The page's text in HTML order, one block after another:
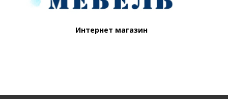
Интернет магазин